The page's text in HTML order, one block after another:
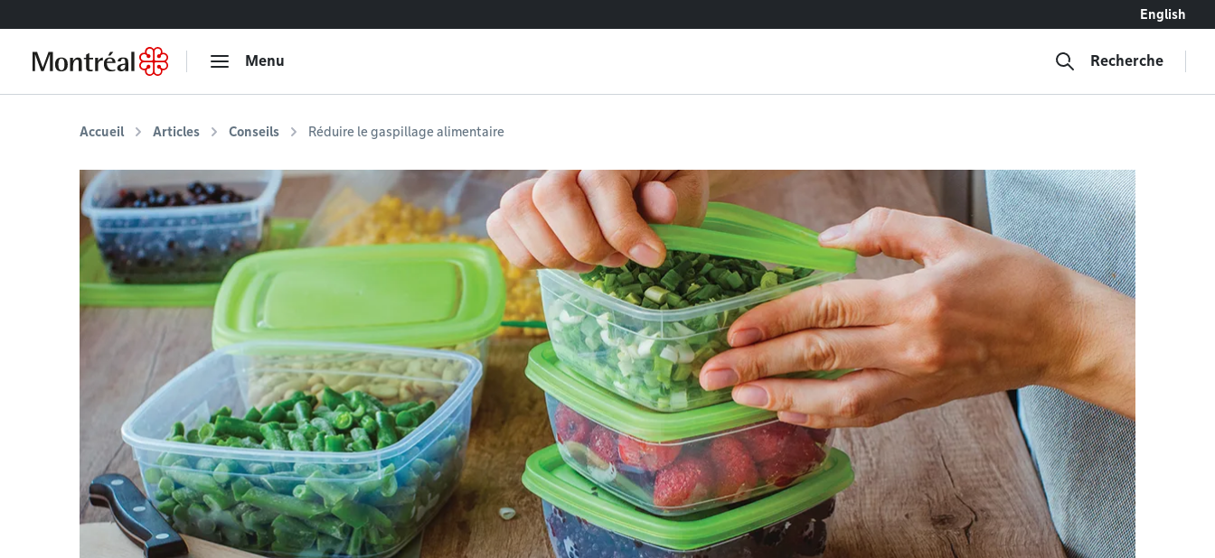
English
Menu Recherche
Accueil Articles Conseils Réduire le gaspillage alimentaire